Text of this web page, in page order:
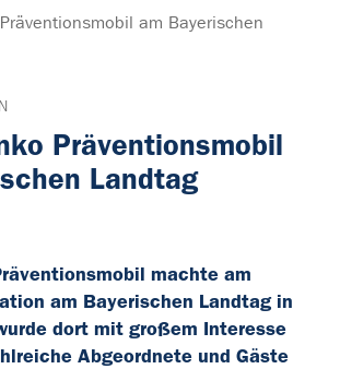
am Bayerischen
Präventionsmobil
Landtag
machte am
am Bayerischen Landtag in
dort mit großem Interesse
Abgeordnete und Gäste